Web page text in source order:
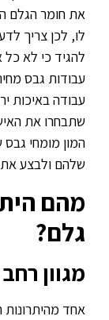
את חומר הגלם
לו, לכן צריך
להגיד כי לא כל
עבודות גבס
עבודה באיכות
שתבחרו את
המון מומחי
שלהם ולבצע
מהם
גלם?
מגוון
אחד